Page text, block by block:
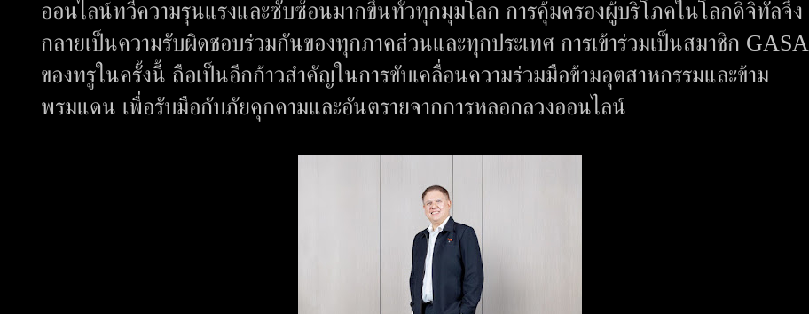
ออนไลน์ทวีความรุนแรงและซับซ้อนมากขึ้นทั่วทุกมุมโลก การคุ้มครองผู้บริโภคในโลกดิจิทัลจึง
กลายเป็นความรับผิดชอบร่วมกันของทุกภาคส่วนและทุกประเทศ การเข้าร่วมเป็นสมาชิก GASA
ของทรูในครั้งนี้ ถือเป็นอีกก้าวสำคัญในการขับเคลื่อนความร่วมมือข้ามอุตสาหกรรมและข้าม
พรมแดน เพื่อรับมือกับภัยคุกคามและอันตรายจากการหลอกลวงออนไลน์